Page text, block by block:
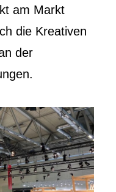
am Markt
die Kreativen
der